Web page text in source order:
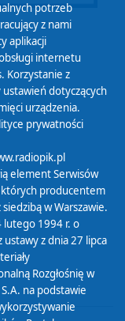
potrzeb
z nami
aplikacji
internetu
Korzystanie z
dotyczących
urządzenia.
prywatności
element Serwisów
których producentem
w Warszawie.
lutego 1994 r. o
z dnia 27 lipca
Rozgłośnię w
na podstawie